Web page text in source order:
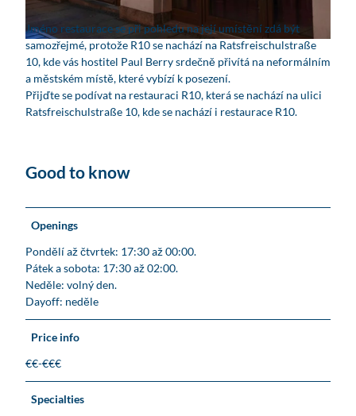
© www.timhard.com, Tim Hard Media für ELODIS | AI-optimized |
© www.timhard.com, Tim Hard Media für ELODIS | AI-optimized |CC-BY
Jméno restaurace se při pohledu na její umístění zdá být
samozřejmé, protože R10 se nachází na Ratsfreischulstraße
10, kde vás hostitel Paul Berry srdečně přivítá na neformálním
a městském místě, které vybízí k posezení.
Přijďte se podívat na restauraci R10, která se nachází na ulici
Ratsfreischulstraße 10, kde se nachází i restaurace R10.
Good to know
Openings
Pondělí až čtvrtek: 17:30 až 00:00.
Pátek a sobota: 17:30 až 02:00.
Neděle: volný den.
Dayoff: neděle
Price info
€€-€€€
Specialties